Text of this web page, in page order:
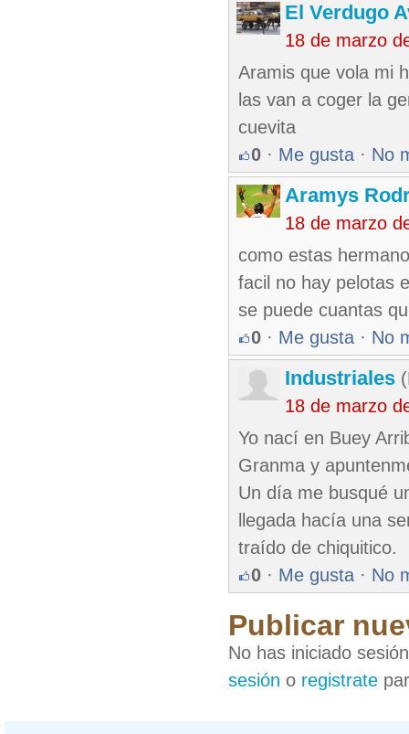
El Verdugo
18 de marzo
Aramis que vola mi
las van a coger la
cuevita
0 · Me gusta · No
Aramys
18 de marzo
como estas
facil no hay pelotas
se puede cuantas
0 · Me gusta · No
Industriales
18 de marzo
Yo nací en Buey
Granma y
Un día me busqué
llegada hacía una
traído de chiquitico.
0 · Me gusta · No
Publicar
No has iniciado
sesión o registrate